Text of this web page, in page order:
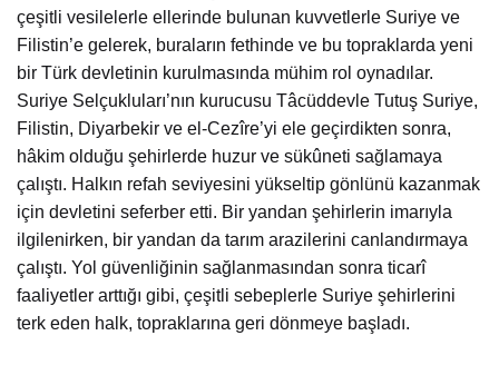
çeşitli vesilelerle ellerinde bulunan kuvvetlerle Suriye ve
Filistin’e gelerek, buraların fethinde ve bu topraklarda yeni
bir Türk devletinin kurulmasında mühim rol oynadılar.
Suriye Selçukluları’nın kurucusu Tâcüddevle Tutuş Suriye,
Filistin, Diyarbekir ve el-Cezîre’yi ele geçirdikten sonra,
hâkim olduğu şehirlerde huzur ve sükûneti sağlamaya
çalıştı. Halkın refah seviyesini yükseltip gönlünü kazanmak
için devletini seferber etti. Bir yandan şehirlerin imarıyla
ilgilenirken, bir yandan da tarım arazilerini canlandırmaya
çalıştı. Yol güvenliğinin sağlanmasından sonra ticarî
faaliyetler arttığı gibi, çeşitli sebeplerle Suriye şehirlerini
terk eden halk, topraklarına geri dönmeye başladı.